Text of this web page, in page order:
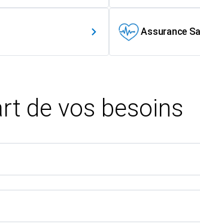
Assurance
de vos besoins